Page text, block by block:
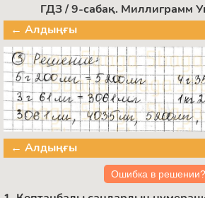
ГДЗ / 9-сабақ. Миллиграмм
← Алдыңғы
← Алдыңғы
Ошибка в решении?